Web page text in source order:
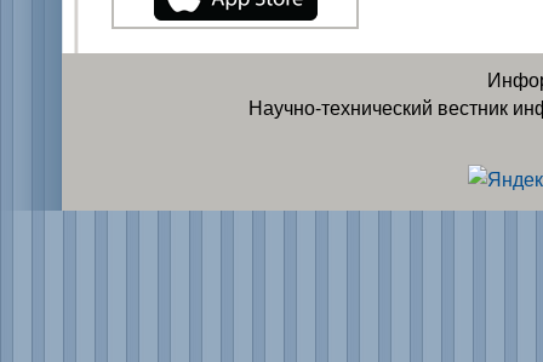
Научно-технический вестник